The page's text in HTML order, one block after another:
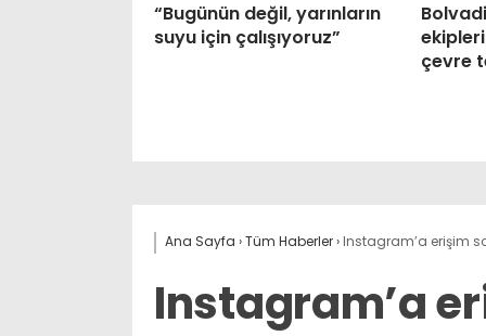
“Bugünün değil, yarınların
suyu için çalışıyoruz”
çevre
Ana Sayfa ›Tüm Haberler› Instagram’a erişim
Instagram’a